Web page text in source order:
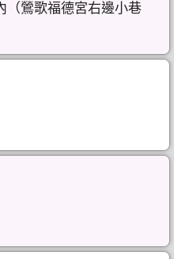
（鶯歌福德宮右邊小巷